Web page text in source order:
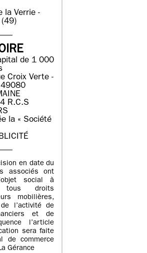
la Verrie -
(49)
de 1 000
Croix Verte -
49080
R.C.S
la « Société
en date du
associés ont
social à
tous droits
mobilières,
l’activité de
et de
l’article
sera faite
de commerce
Gérance